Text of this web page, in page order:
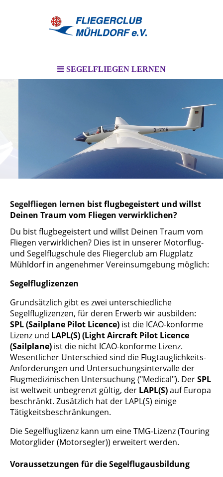
SEGELFLIEGEN LERNEN
I
Segelfliegen lernen bist flugbegeistert und willst
Deinen Traum vom Fliegen verwirklichen?
Du bist flugbegeistert und willst Deinen Traum vom
Fliegen verwirklichen? Dies ist in unserer Motorflug-
und Segelflugschule des Fliegerclub am Flugplatz
Mühldorf in angenehmer Vereinsumgebung möglich:
Segelfluglizenzen
Grundsätzlich gibt es zwei unterschiedliche
Segelfluglizenzen, für deren Erwerb wir ausbilden:
SPL (Sailplane Pilot Licence) ist die ICAO-konforme
Lizenz und LAPL(S) (Light Aircraft Pilot Licence
(Sailplane) ist die nicht ICAO-konforme Lizenz.
Wesentlicher Unterschied sind die Flugtauglichkeits-
Anforderungen und Untersuchungsintervalle der
Flugmedizinischen Untersuchung ("Medical"). DerSPL
ist weltweit unbegrenzt gültig, der LAPL(S)auf Europa
beschränkt. Zusätzlich hat der LAPL(S) einige
Tätigkeitsbeschränkungen.
Die Segelfluglizenz kann um eine TMG-Lizenz (Touring
Motorglider (Motorsegler)) erweitert werden.
Voraussetzungen für die Segelflugausbildung